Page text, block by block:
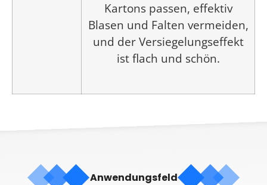
Kartons passen, effektiv
Blasen und Falten vermeiden,
und der Versiegelungseffekt
ist flach und schön.
Anwendungsfeld